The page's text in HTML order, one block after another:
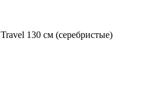
130 см (серебристые)